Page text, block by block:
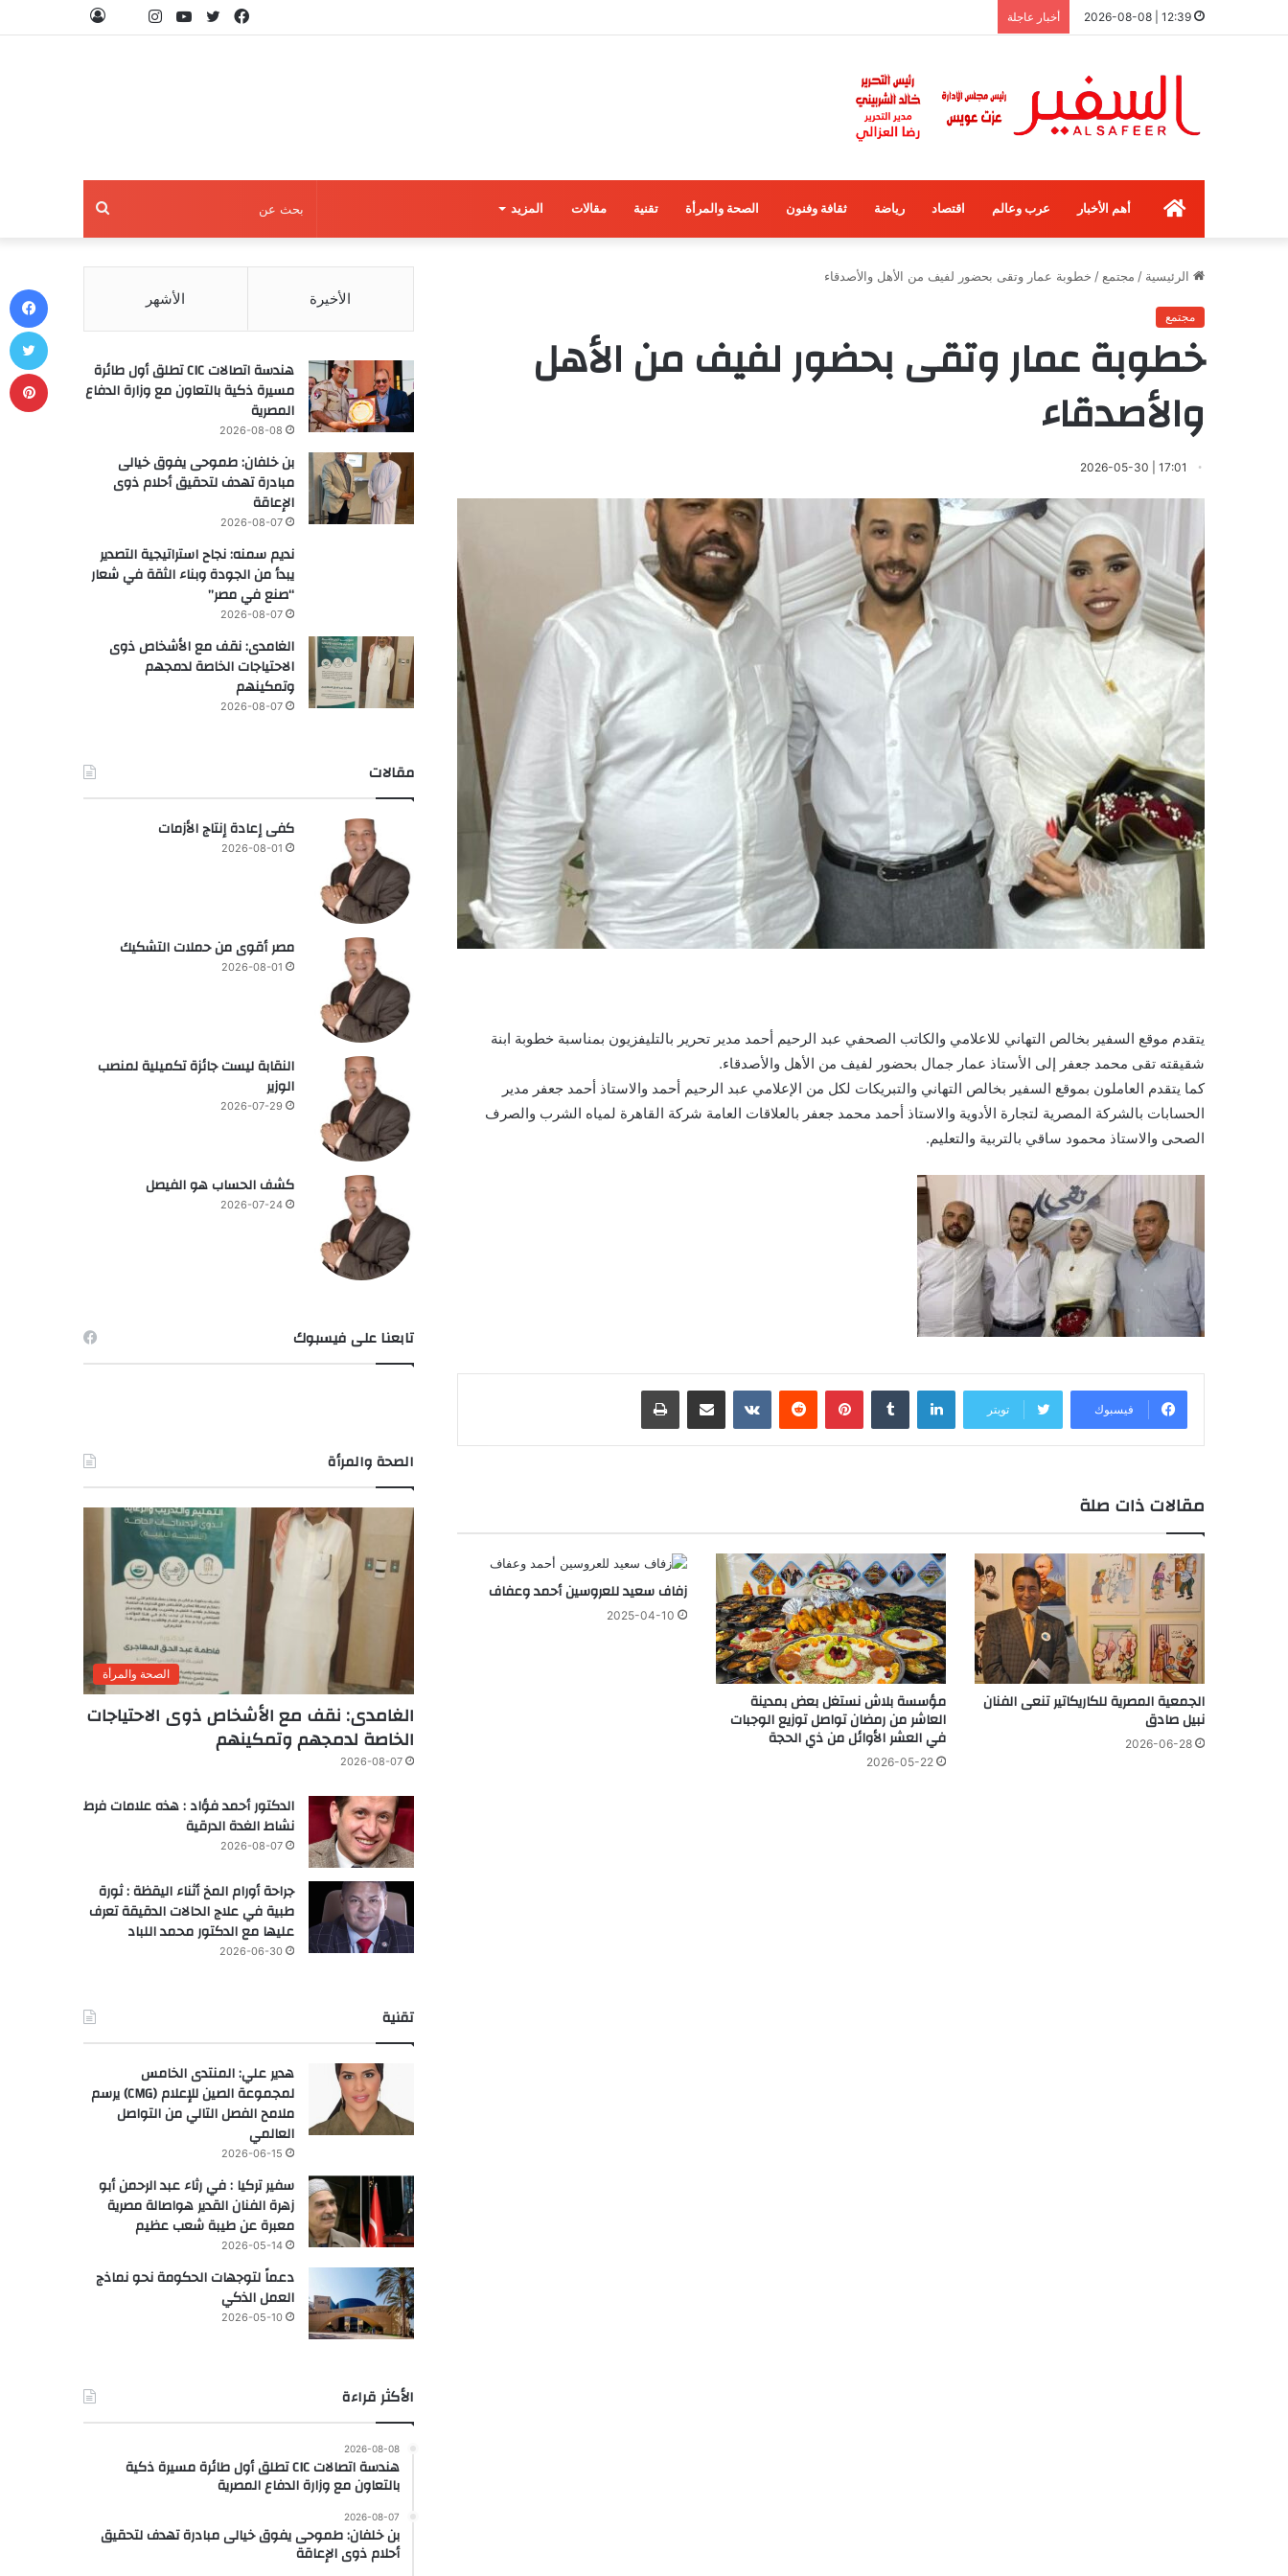
أخبار عاجلة threadsانستقرام يوتيوب تويتر
فيسبوك
الرئيسيةأهم الأخبار عرب وعالم اقتصاد رياضة ثقافة وفنون الصحة والمرأة تقنية مقالات المزيد
عن
الرئيسية / مجتمع/ خطوبة عمار وتقى بحضور لفيف من الأهل والأصدقاء
مجتمع
خطوبة عمار وتقى بحضور لفيف من الأهل
والأصدقاء
يتقدم موقع السفير بخالص التهاني للاعلامي والكاتب الصحفي عبد الرحيم أحمد مدير تحرير بالتليفزيون بمناسبة خطوبة ابنة
شقيقته تقى محمد جعفر إلى الأستاذ عمار جمال بحضور لفيف من الأهل والأصدقاء.
كما يتقدم العاملون بموقع السفير بخالص التهاني والتبريكات لكل من الإعلامي عبد الرحيم أحمد والاستاذ أحمد جعفر مدير
الحسابات بالشركة المصرية لتجارة الأدوية والاستاذ أحمد محمد جعفر بالعلاقات العامة شركة القاهرة لمياه الشرب والصرف
الصحى والاستاذ محمود ساقي بالتربية والتعليم.
فيسبوك تويتر
لينكدإن بينتيريست
مقالات ذات صلة
الجمعية المصرية للكاريكاتير تنعى الفنان
نبيل صادق
2026-06-28
مؤسسة بلاش نستغل بعض بمدينة
العاشر من رمضان تواصل توزيع الوجبات
في العشر الأوائل من ذي الحجة
2026-05-22
زفاف سعيد للعروسين أحمد وعفاف
2025-04-10
الأخيرة الأشهر
هندسة اتصالات CIC تطلق أول طائرة
مسيرة ذكية بالتعاون مع وزارة الدفاع
المصرية
2026-08-08
بن خلفان: طموحى يفوق خيالى
مبادرة تهدف لتحقيق أحلام ذوى
الإعاقة
2026-08-07
نديم سمنه: نجاح استراتيجية التصدير
يبدأ من الجودة وبناء الثقة في شعار
“صنع في مصر”
2026-08-07
الغامدى: نقف مع الأشخاص ذوى
الاحتياجات الخاصة لدمجهم
وتمكينهم
2026-08-07
مقالات
كفى إعادة إنتاج الأزمات
2026-08-01
مصر أقوى من حملات التشكيك
2026-08-01
النقابة ليست جائزة تكميلية لمنصب
الوزير
2026-07-29
كشف الحساب هو الفيصل
2026-07-24
تابعنا على فيسبوك
الصحة والمرأة
الصحة والمرأة
الغامدى: نقف مع الأشخاص ذوى الاحتياجات
الخاصة لدمجهم وتمكينهم
2026-08-07
الدكتور أحمد فؤاد : هذه علامات فرط
نشاط الغدة الدرقية
2026-08-07
جراحة أورام المخ أثناء اليقظة : ثورة
طبية في علاج الحالات الدقيقة تعرف
عليها مع الدكتور محمد اللباد
2026-06-30
تقنية
هدير علي: المنتدى الخامس
لمجموعة الصين للإعلام (CMG) يرسم
ملامح الفصل التالي من التواصل
العالمي
2026-06-15
سفير تركيا : في رثاء عبد الرحمن أبو
زهرة الفنان القدير هواصالة مصرية
معبرة عن طيبة شعب عظيم
2026-05-14
دعماً لتوجهات الحكومة نحو نماذج
العمل الذكي
2026-05-10
الأكثر قراءة
2026-08-08
هندسة اتصالات CIC تطلق أول طائرة مسيرة ذكية
بالتعاون مع وزارة الدفاع المصرية
2026-08-07
بن خلفان: طموحى يفوق خيالى مبادرة تهدف لتحقيق
أحلام ذوى الإعاقة